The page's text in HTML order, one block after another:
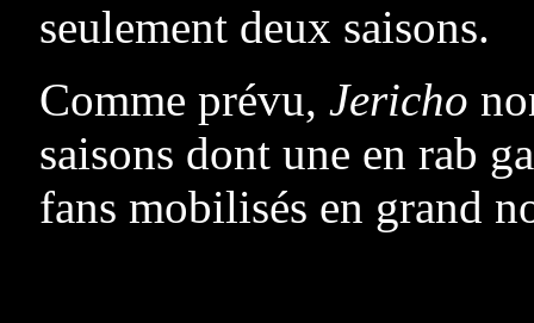
seulement deux saisons.
Comme prévu, Jericho
saisons dont une en rab
fans mobilisés en grand